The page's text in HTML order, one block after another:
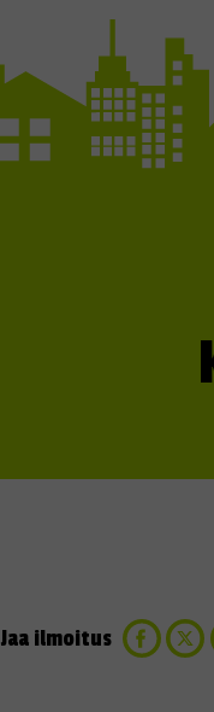
Jaa ilmoitus